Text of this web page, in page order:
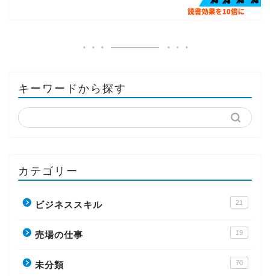
キーワードから探す
カテゴリー
ビジネススキル 21
売場の仕事 19
未分類 70